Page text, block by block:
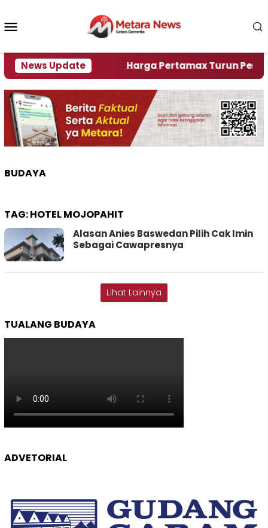
konten
News Update
Krisi Air Harga Pertamax Turun Per Hari
BUDAYA
TAG:HOTEL MOJOPAHIT
Alasan Anies Baswedan Pilih Cak Imin
Sebagai Cawapresnya
Lihat Lainnya
TUALANG BUDAYA
ADVETORIAL